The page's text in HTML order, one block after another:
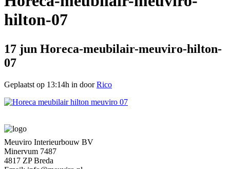
hilton-07
17 jun Horeca-meubilair-meuviro-hilton-
07
Geplaatst op 13:14h in doorRico
Meuviro Interieurbouw BV
Minervum 7487
4817 ZP Breda